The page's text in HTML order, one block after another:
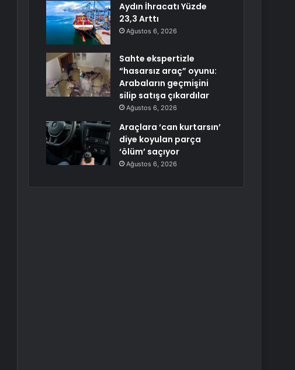
Aydın İhracatı Yüzde
23,3 Arttı
Ağustos 6, 2026
Sahte ekspertizle
“hasarsız araç” oyunu:
Arabaların geçmişini
silip satışa çıkardılar
Ağustos 6, 2026
Araçlara ‘can kurtarsın’
diye koyulan parça
‘ölüm’ saçıyor
Ağustos 6, 2026